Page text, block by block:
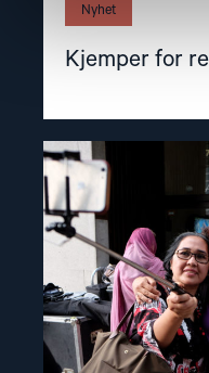
Nyhet
Kjemper for